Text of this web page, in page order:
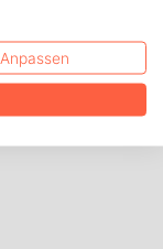
Anpassen